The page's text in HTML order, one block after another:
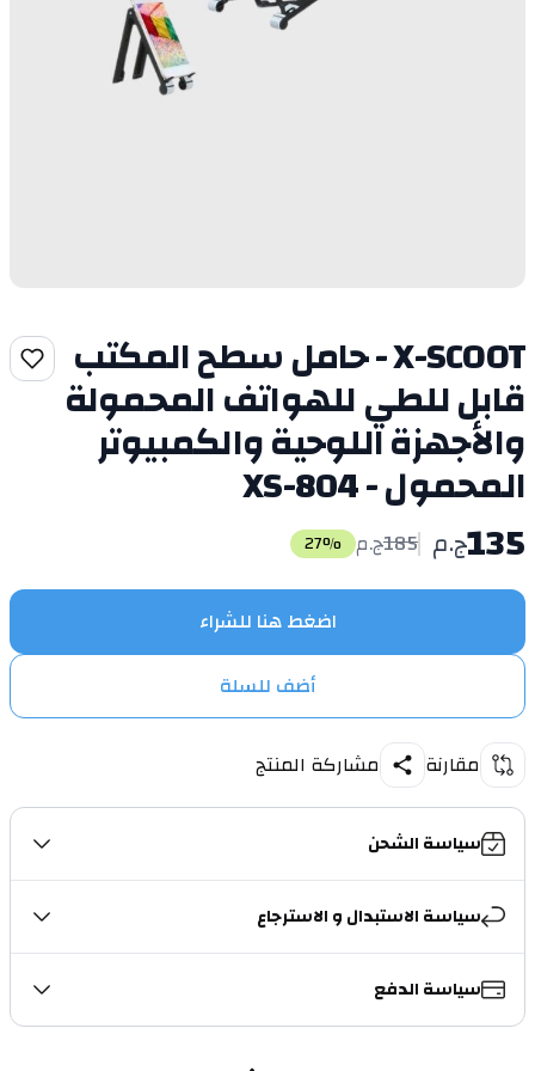
X-SCOOT - حامل سطح المكتب
قابل للطي للهواتف المحمولة
والأجهزة اللوحية والكمبيوتر
المحمول - XS-804
135ج.م 185ج.م 27%
اضغط هنا للشراء
أضف للسلة
مقارنة مشاركة المنتج
سياسة الشحن
سياسة الاستبدال و الاسترجاع
سياسة الدفع